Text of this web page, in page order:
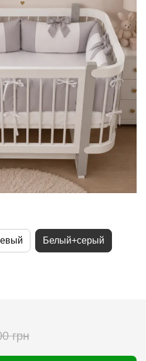
Белый+серый
грн